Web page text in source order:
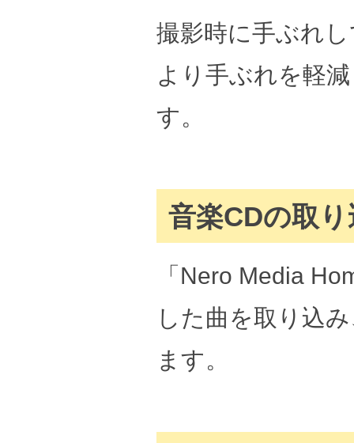
撮影時に手ぶれ
より手ぶれを軽
す。
音楽CDの取
「Nero Media
した曲を取り込
ます。